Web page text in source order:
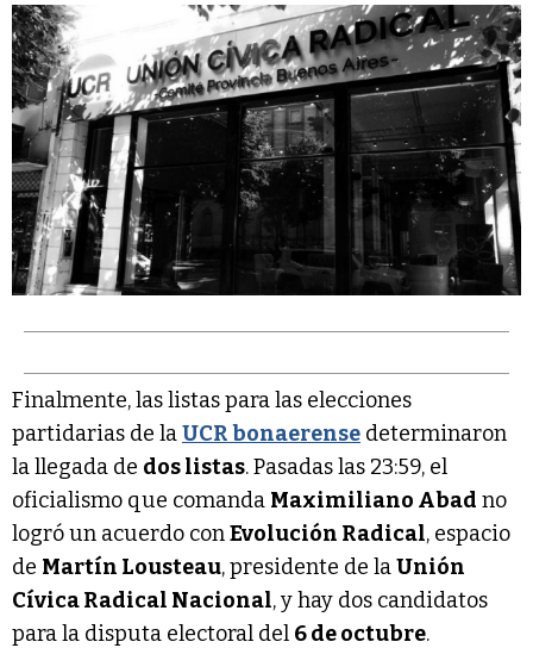
Finalmente, las listas para las elecciones
partidarias de laUCR bonaerense determinaron
la llegada de dos listas. Pasadas las 23:59, el
oficialismo que comanda Maximiliano Abad no
logró un acuerdo conEvolución Radical, espacio
de Martín Lousteau, presidente de laUnión
Cívica Radical Nacional, y hay dos candidatos
para la disputa electoral del 6 de octubre.